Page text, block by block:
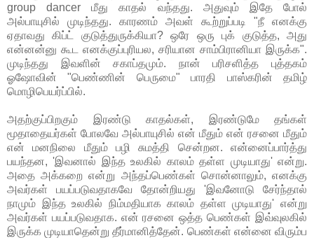
group dancer மீது காதல் வந்தது. அதுவும் இதே போல்
அல்பாயுசில் முடிந்தது. காரணம் அவள் கூற்றுப்படி "நீ எனக்கு
ஏதாவது கிப்ட் குடுத்துருக்கியா? ஒரே ஒரு புக் குடுத்த, அது
என்னன்னு கூட எனக்குப்புரியல, சரியான சாம்பிரானியா இருக்க".
முடிந்தது இவளின் சகாப்தமும். நான் பரிசளித்த புத்தகம்
ஓஷோவின் "பெண்ணின் பெருமை" பாரதி பாஸ்கரின் தமிழ்
மொழிபெயர்ப்பில்.
அதற்குப்பிறகும் இரண்டு காதல்கள், இரண்டுமே தங்கள்
மூதாதையர்கள் போலவே அல்பாயுசில் என் மீதும் என் ரசனை மீதும்
என் மனநிலை மீதும் பழி சுமத்தி சென்றன. என்னைப்பார்த்து
பயந்தன, 'இவனால் இந்த உலகில் காலம் தள்ள முடியாது' என்று.
அதை அக்கறை என்று அந்தப்பெண்கள் சொன்னாலும், எனக்கு
அவர்கள் பயப்படுவதாகவே தோன்றியது 'இவனோடு சேர்ந்தால்
நாமும் இந்த உலகில் நிம்மதியாக காலம் தள்ள முடியாது' என்று
அவர்கள் பயப்படுவதாக. என் ரசனை ஒத்த பெண்கள் இவ்வுலகில்
இருக்க முடியாதென்று தீர்மானித்தேன். பெண்கள் என்னை விரும்ப